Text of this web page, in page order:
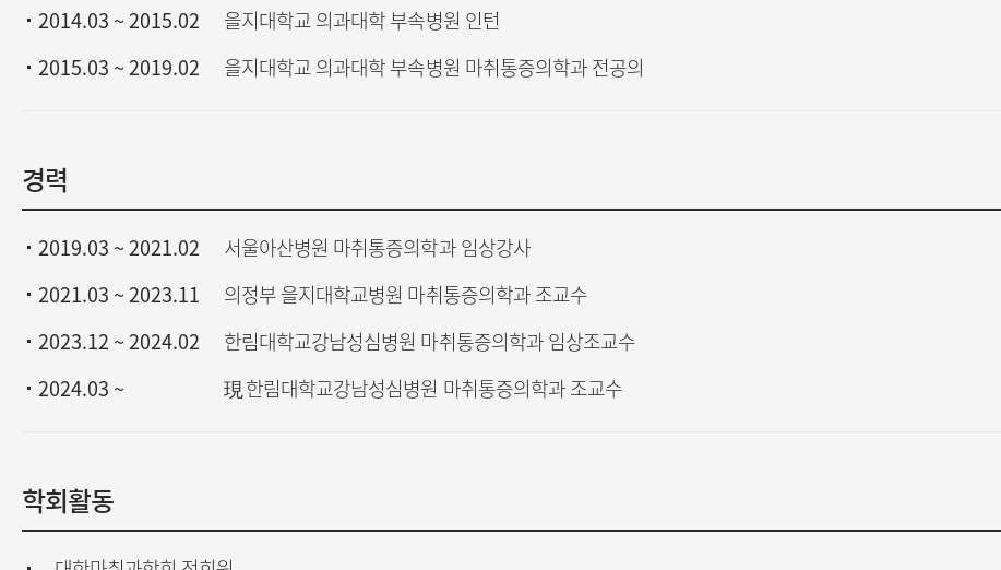
2014.03 ~ 2015.02
을지대학교 의과대학 부속병원 인턴
2015.03 ~ 2019.02
을지대학교 의과대학 부속병원 마취통증의학과 전공의
경력
2019.03 ~ 2021.02
서울아산병원 마취통증의학과 임상강사
2021.03 ~ 2023.11
의정부 을지대학교병원 마취통증의학과 조교수
2023.12 ~ 2024.02
한림대학교강남성심병원 마취통증의학과 임상조교수
2024.03 ~
現 한림대학교강남성심병원 마취통증의학과 조교수
학회활동